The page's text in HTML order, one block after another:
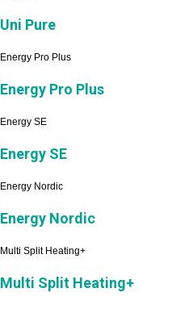
Uni Pure
Energy Pro Plus
Energy Pro Plus
Energy SE
Energy SE
Energy Nordic
Energy Nordic
Multi Split Heating+
Multi Split Heating+